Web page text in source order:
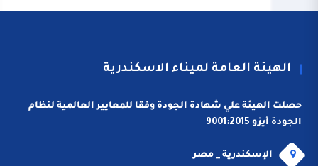
الهيئة العامة لميناء الاسكندرية
حصلت الهيئة علي شهادة الجودة وفقا للمعايير العالمية لنظام
الجودة أيزو 9001:2015
الإسكندرية _ مصر